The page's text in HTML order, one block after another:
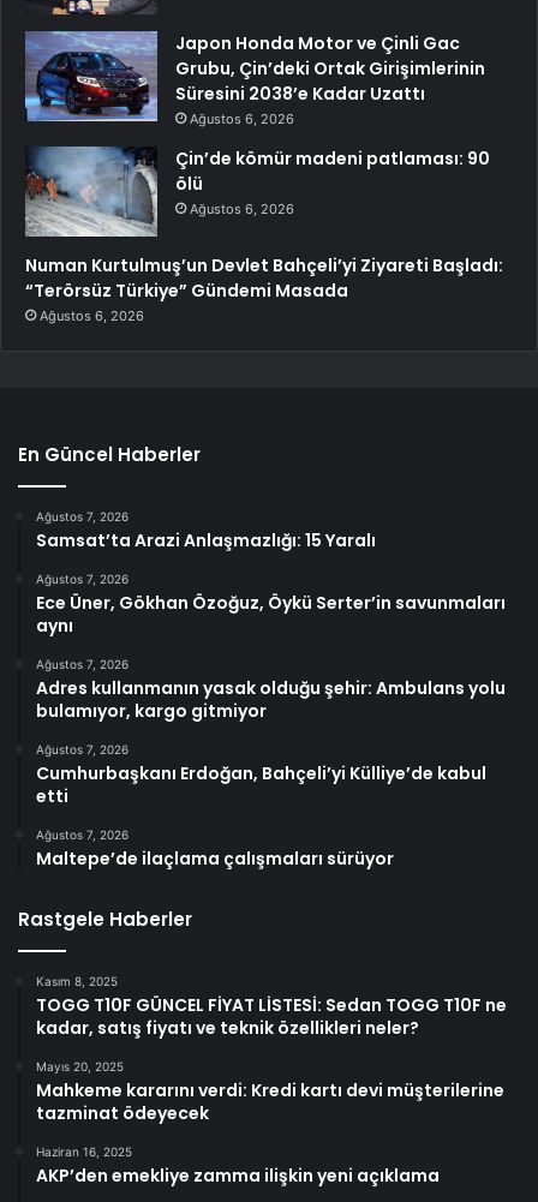
Japon Honda Motor ve Çinli Gac
Grubu, Çin’deki Ortak Girişimlerinin
Süresini 2038’e Kadar Uzattı
Ağustos 6, 2026
Çin’de kömür madeni patlaması: 90
ölü
Ağustos 6, 2026
Numan Kurtulmuş’un Devlet Bahçeli’yi Ziyareti Başladı:
“Terörsüz Türkiye” Gündemi Masada
Ağustos 6, 2026
En Güncel Haberler
Ağustos 7, 2026
Samsat’ta Arazi Anlaşmazlığı: 15 Yaralı
Ağustos 7, 2026
Ece Üner, Gökhan Özoğuz, Öykü Serter’in savunmaları
aynı
Ağustos 7, 2026
Adres kullanmanın yasak olduğu şehir: Ambulans yolu
bulamıyor, kargo gitmiyor
Ağustos 7, 2026
Cumhurbaşkanı Erdoğan, Bahçeli’yi Külliye’de kabul
etti
Ağustos 7, 2026
Maltepe’de ilaçlama çalışmaları sürüyor
Rastgele Haberler
Kasım 8, 2025
TOGG T10F GÜNCEL FİYAT LİSTESİ: Sedan TOGG T10F ne
kadar, satış fiyatı ve teknik özellikleri neler?
Mayıs 20, 2025
Mahkeme kararını verdi: Kredi kartı devi müşterilerine
tazminat ödeyecek
Haziran 16, 2025
AKP’den emekliye zamma ilişkin yeni açıklama